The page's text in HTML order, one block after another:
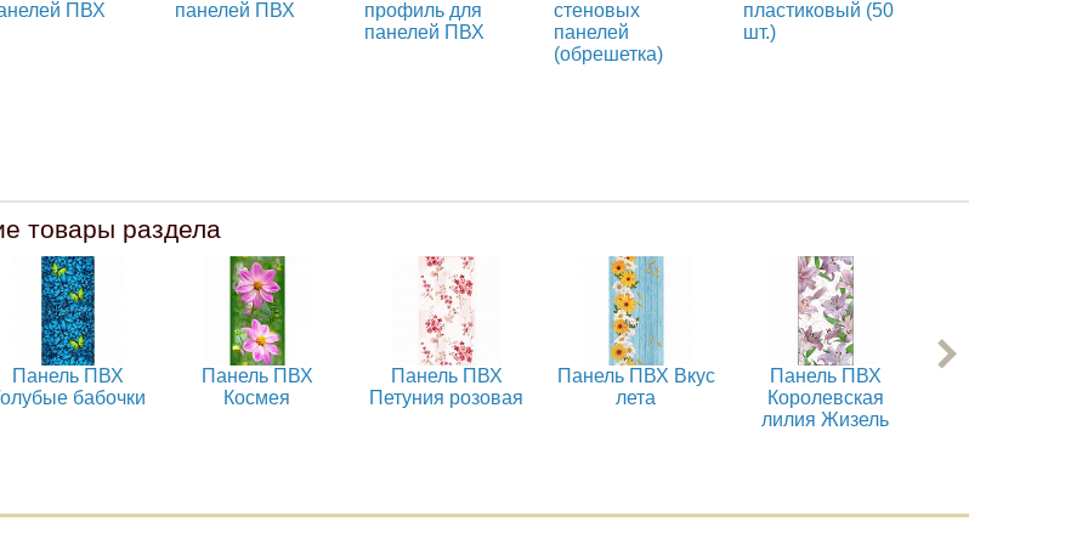
ПВХ
панелей ПВХ
профиль для
панелей ПВХ
стеновых
панелей
(обрешетка)
пластиковый (50
шт.)
товары раздела
Панель ПВХ
бабочки
Панель ПВХ
Космея
Панель ПВХ
Петуния розовая
Панель ПВХ Вкус
лета
Панель ПВХ
Королевская
лилия Жизель